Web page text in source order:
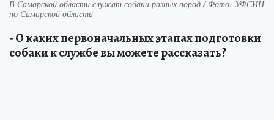
В Самарской области служат собаки разных пород / Фото: УФСИН
по Самарской области
- О каких первоначальных этапах подготовки
собаки к службе вы можете рассказать?